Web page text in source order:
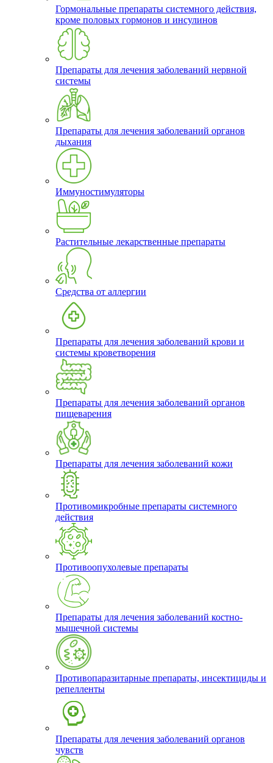
Гормональные препараты системного действия,
кроме половых гормонов и инсулинов
Препараты для лечения заболеваний нервной
системы
Препараты для лечения заболеваний органов
дыхания
Иммуностимуляторы
Растительные лекарственные препараты
Средства от аллергии
Препараты для лечения заболеваний крови и
системы кроветворения
Препараты для лечения заболеваний органов
пищеварения
Препараты для лечения заболеваний кожи
Противомикробные препараты системного
действия
Противоопухолевые препараты
Препараты для лечения заболеваний костно-
мышечной системы
Противопаразитарные препараты, инсектициды и
репелленты
Препараты для лечения заболеваний органов
чувств